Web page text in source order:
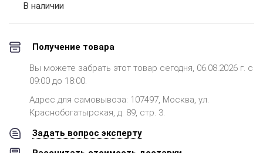
В наличии
Получение товара
Вы можете забрать этот товар сегодня, 06.08.2026 г. с
09:00 до 18:00.
Адрес для самовывоза: 107497, Москва, ул.
Краснобогатырская, д. 89, стр. 3.
Задать вопрос эксперту